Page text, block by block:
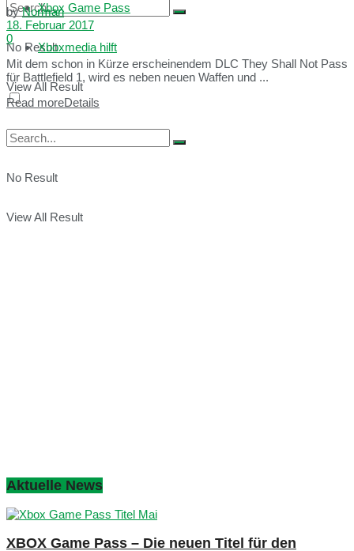
No Result
View All Result
Xbox Game Pass
Xboxmedia hilft
No Result
View All Result
by Norman
18. Februar 2017
0
Mit dem schon in Kürze erscheinendem DLC They Shall Not Pass
für Battlefield 1, wird es neben neuen Waffen und ...
Read moreDetails
Aktuelle News
XBOX Game Pass – Die neuen Titel für den